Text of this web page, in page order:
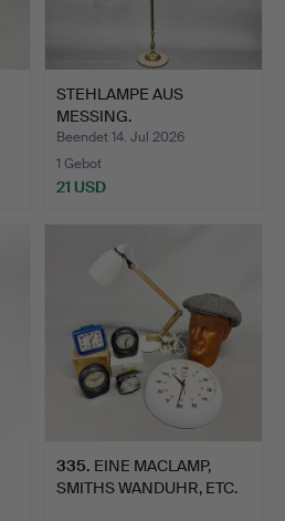
STEHLAMPE AUS
MESSING.
Beendet 14. Jul 2026
1 Gebot
21 USD
335. EINE MACLAMP,
SMITHS WANDUHR, ETC.